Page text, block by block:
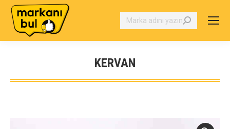
Search:
KERVAN
You are here: